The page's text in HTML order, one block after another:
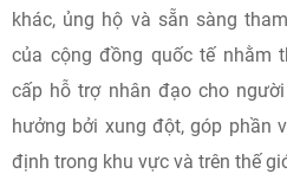
khác, ủng hộ và sẵn sàng
của cộng đồng quốc tế nhằm
cấp hỗ trợ nhân đạo cho
hưởng bởi xung đột, góp phần
định trong khu vực và trên thế